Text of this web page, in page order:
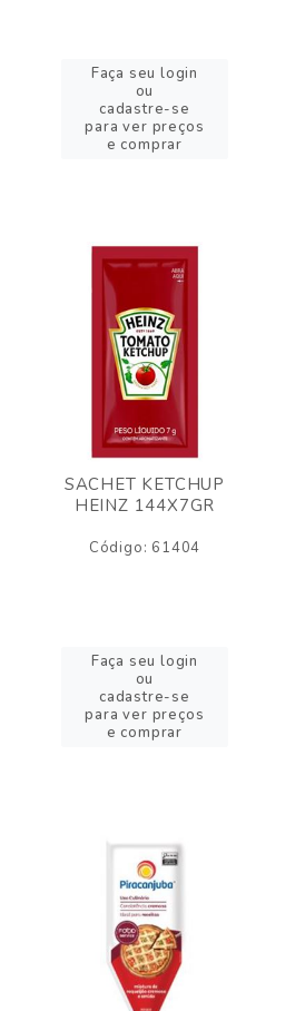
Faça seu login
ou
cadastre-se
para ver preços
e comprar
SACHET KETCHUP
HEINZ 144X7GR
Código: 61404
Faça seu login
ou
cadastre-se
para ver preços
e comprar